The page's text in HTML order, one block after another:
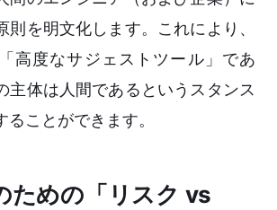
則を明文化します。これにより、
高度なサジェストツール」であ
主体は人間であるというスタンス
ることができます。
ための「リスク vs